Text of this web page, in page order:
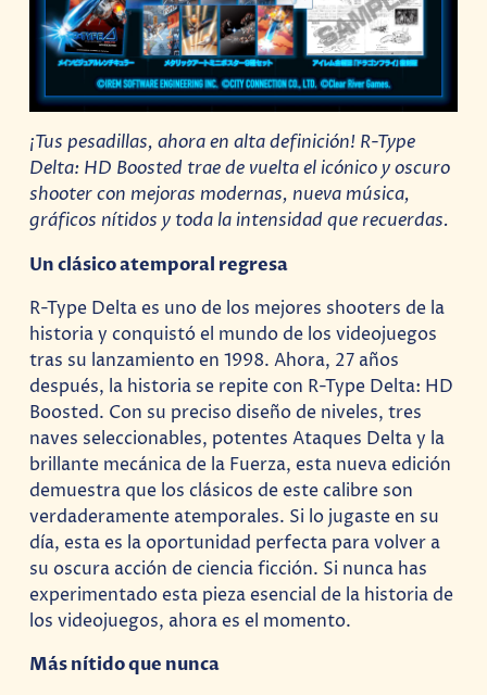
¡Tus pesadillas, ahora en alta definición! R-Type
Delta: HD Boosted trae de vuelta el icónico y oscuro
shooter con mejoras modernas, nueva música,
gráficos nítidos y toda la intensidad que recuerdas.
Un clásico atemporal regresa
R-Type Delta es uno de los mejores shooters de la
historia y conquistó el mundo de los videojuegos
tras su lanzamiento en 1998. Ahora, 27 años
después, la historia se repite con R-Type Delta: HD
Boosted. Con su preciso diseño de niveles, tres
naves seleccionables, potentes Ataques Delta y la
brillante mecánica de la Fuerza, esta nueva edición
demuestra que los clásicos de este calibre son
verdaderamente atemporales. Si lo jugaste en su
día, esta es la oportunidad perfecta para volver a
su oscura acción de ciencia ficción. Si nunca has
experimentado esta pieza esencial de la historia de
los videojuegos, ahora es el momento.
Más nítido que nunca